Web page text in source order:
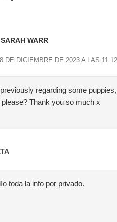
SARAH WARR
8 DE DICIEMBRE DE 2023 A LAS 11:12
regarding some
Thank you so much x
toda la info por privado.